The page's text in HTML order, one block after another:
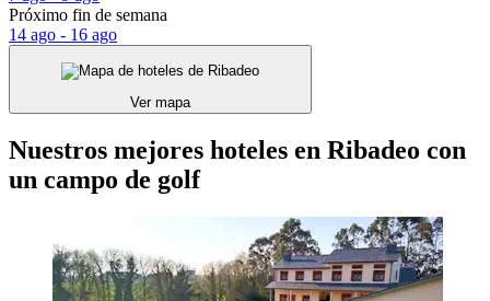
Próximo fin de semana
14 ago - 16 ago
Ver mapa
Nuestros mejores hoteles en Ribadeo con
un campo de golf